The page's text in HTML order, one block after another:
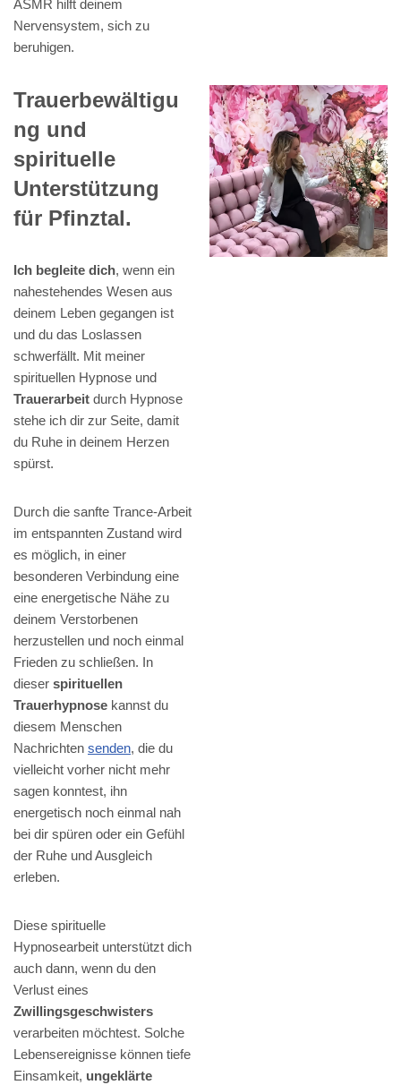
ASMR hilft deinem
Nervensystem, sich zu
beruhigen.
Trauerbewältigu
ng und
spirituelle
Unterstützung
für Pfinztal.
Ich begleite dich, wenn ein
nahestehendes Wesen aus
deinem Leben gegangen ist
und du das Loslassen
schwerfällt. Mit meiner
spirituellen Hypnose und
Trauerarbeit durch Hypnose
stehe ich dir zur Seite, damit
du Ruhe in deinem Herzen
spürst.
Durch die sanfte Trance-Arbeit
im entspannten Zustand wird
es möglich, in einer
besonderen Verbindung eine
eine energetische Nähe zu
deinem Verstorbenen
herzustellen und noch einmal
Frieden zu schließen. In
dieser spirituellen
Trauerhypnose kannst du
diesem Menschen
Nachrichten senden, die du
vielleicht vorher nicht mehr
sagen konntest, ihn
energetisch noch einmal nah
bei dir spüren oder ein Gefühl
der Ruhe und Ausgleich
erleben.
Diese spirituelle
Hypnosearbeit unterstützt dich
auch dann, wenn du den
Verlust eines
Zwillingsgeschwisters
verarbeiten möchtest. Solche
Lebensereignisse können tiefe
Einsamkeit, ungeklärte